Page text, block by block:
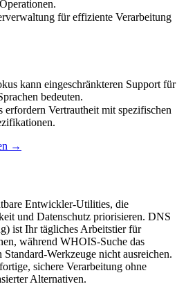
für effiziente Verarbeitung
kann eingeschränkteren Support für
bedeuten.
erfordern Vertrautheit mit spezifischen
→
Entwickler-Utilities, die
und Datenschutz priorisieren. DNS
ist Ihr tägliches Arbeitstier für
während WHOIS-Suche das
Werkzeuge nicht ausreichen.
sichere Verarbeitung ohne
Alternativen.